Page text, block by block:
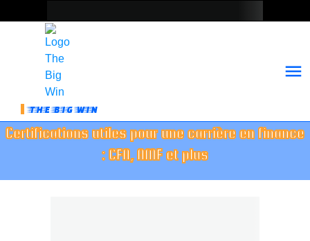
THE BIG WIN
Certifications utiles pour une carrière en finance
: CFA, AMF et plus